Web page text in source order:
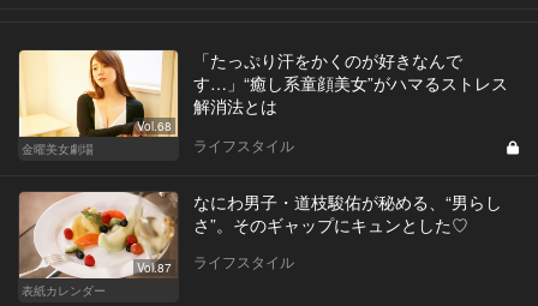
Vol.68
金曜美女劇場
「たっぷり汗をかくのが好きなんで
す…」“癒し系童顔美女”がハマるストレス
解消法とは
ライフスタイル
Vol.87
表紙カレンダー
なにわ男子・道枝駿佑が秘める、“男らし
さ”。そのギャップにキュンとした♡
ライフスタイル